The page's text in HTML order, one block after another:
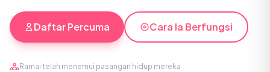
Daftar Percuma Cara Ia Berfungsi
Ramai telah menemui pasangan hidup mereka